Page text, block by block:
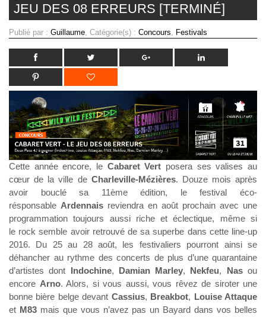
JEU DES 08 ERREURS [TERMINÉ]
Publié par : Guillaume , Catégorie(s) : Concours Festivals
Cette année encore, le Cabaret Vert posera ses valises au
cœur de la ville de Charleville-Mézières. Douze mois après
avoir bouclé sa 11ème édition, le festival éco-
résponsable Ardennais reviendra en août prochain avec une
programmation toujours aussi riche et éclectique, même si
le rock semble avoir retrouvé de sa superbe dans cette line-up
2016. Du 25 au 28 août, les festivaliers pourront ainsi se
déhancher au rythme des concerts de plus d’une quarantaine
d’artistes dont Indochine, Damian Marley, Nekfeu, Nasou
encore Arno. Alors, si vous aussi, vous rêvez de siroter une
bonne bière belge devant Cassius, Breakbot, Louise Attaque
et M83mais que vous n’avez pas un Bayard dans vos belles